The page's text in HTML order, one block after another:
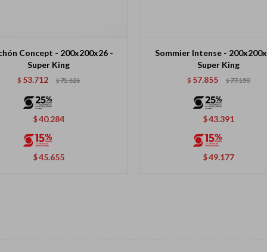
Concept - 200x200x26 -
Super King
$ 53.712 $71.626
$40.284
$45.655
Sommier Intense -
Super King
$ 57.855 $77.150
$43.391
$49.177